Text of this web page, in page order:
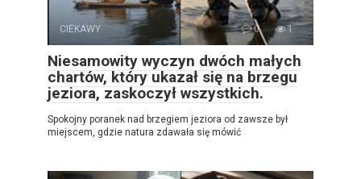
CIEKAWY 0 1
Niesamowity wyczyn dwóch małych
chartów, który ukazał się na brzegu
jeziora, zaskoczył wszystkich.
Spokojny poranek nad brzegiem jeziora od zawsze był
miejscem, gdzie natura zdawała się mówić